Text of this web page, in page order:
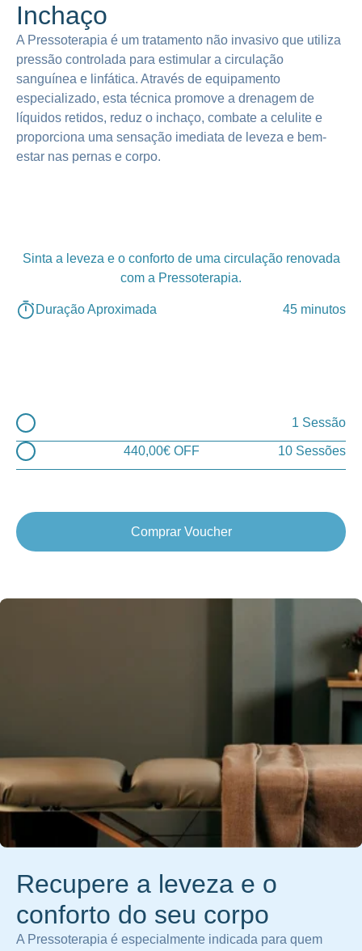
Inchaço
A Pressoterapia é um tratamento não invasivo que utiliza
pressão controlada para estimular a circulação
sanguínea e linfática. Através de equipamento
especializado, esta técnica promove a drenagem de
líquidos retidos, reduz o inchaço, combate a celulite e
proporciona uma sensação imediata de leveza e bem-
estar nas pernas e corpo.
Sinta a leveza e o conforto de uma circulação renovada
com a Pressoterapia.
Duração Aproximada 45 minutos
1 Sessão
440,00€ OFF 10 Sessões
Comprar Voucher
Recupere a leveza e o
conforto do seu corpo
A Pressoterapia é especialmente indicada para quem